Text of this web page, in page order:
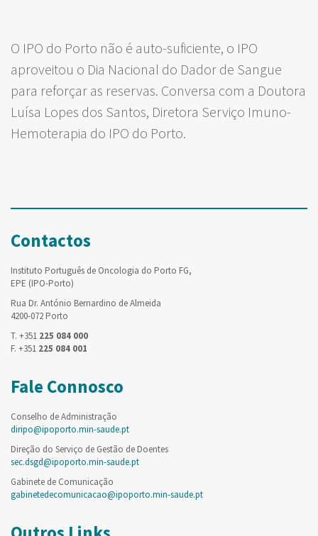
O IPO do Porto não é auto-suficiente, o IPO
aproveitou o Dia Nacional do Dador de Sangue
para reforçar as reservas. Conversa com a Doutora
Luísa Lopes dos Santos, Diretora Serviço Imuno-
Hemoterapia do IPO do Porto.
Contactos
Instituto Português de Oncologia do Porto FG,
EPE (IPO-Porto)
Rua Dr. António Bernardino de Almeida
4200-072 Porto
T. +351 225 084 000
F. +351 225 084 001
Fale Connosco
Conselho de Administração
diripo@ipoporto.min-saude.pt
Direção do Serviço de Gestão de Doentes
sec.dsgd@ipoporto.min-saude.pt
Gabinete de Comunicação
gabinetedecomunicacao@ipoporto.min-saude.pt